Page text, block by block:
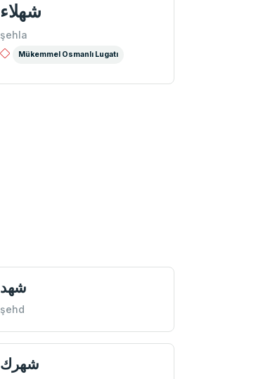
شهلاء
şehla
Mükemmel Osmanlı Lugatı
شهد
şehd
شهرك